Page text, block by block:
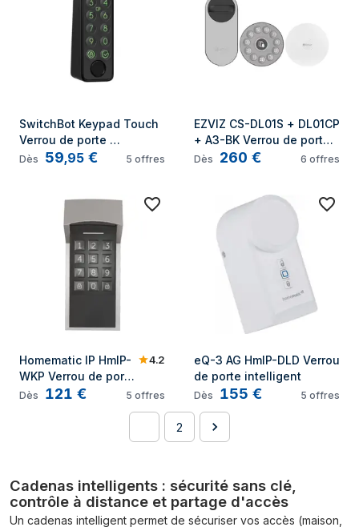
SwitchBot Keypad Touch
Verrou de porte
intelligent
Dès 59,95 € 5 offres
EZVIZ CS-DL01S + DL01CP
+ A3-BK Verrou de porte
intelligent
Dès 260 € 6 offres
Homematic IP HmIP-
WKP Verrou de porte
intelligent
4.2
Dès 121 € 5 offres
eQ-3 AG HmIP-DLD Verrou
de porte intelligent
Dès 155 € 5 offres
2
Cadenas intelligents : sécurité sans clé,
contrôle à distance et partage d'accès
Un cadenas intelligent permet de sécuriser vos accès (maison,